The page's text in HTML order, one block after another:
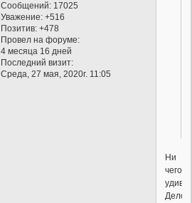
Сообщений: 17025
Уважение: +516
Позитив: +478
Провел на форуме:
4 месяца 16 дней
Последний визит:
Среда, 27 мая, 2020г. 11:05
Ни
чего
Дело